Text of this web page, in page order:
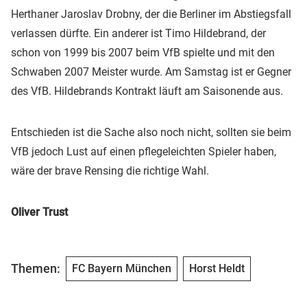
Herthaner Jaroslav Drobny, der die Berliner im Abstiegsfall
verlassen dürfte. Ein anderer ist Timo Hildebrand, der
schon von 1999 bis 2007 beim VfB spielte und mit den
Schwaben 2007 Meister wurde. Am Samstag ist er Gegner
des VfB. Hildebrands Kontrakt läuft am Saisonende aus.
Entschieden ist die Sache also noch nicht, sollten sie beim
VfB jedoch Lust auf einen pflegeleichten Spieler haben,
wäre der brave Rensing die richtige Wahl.
Oliver Trust
Themen: FC Bayern München Horst Heldt